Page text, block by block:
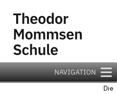
NAVIGATION